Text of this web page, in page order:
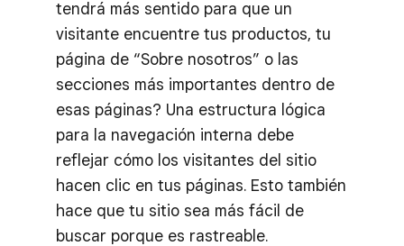
tendrá más sentido para que un
visitante encuentre tus productos, tu
página de “Sobre nosotros” o las
secciones más importantes dentro de
esas páginas? Una estructura lógica
para la navegación interna debe
reflejar cómo los visitantes del sitio
hacen clic en tus páginas. Esto también
hace que tu sitio sea más fácil de
buscar porque es rastreable.